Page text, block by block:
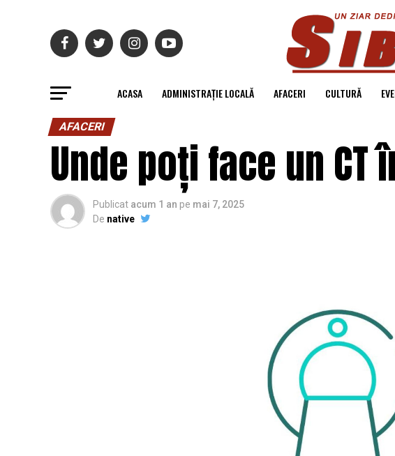
ACASA ADMINISTRAȚIE LOCALĂ AFACERI CULTURĂ
AFACERI
Unde poți face un CT
Publicat acum 1 an pe mai 7, 2025
De native